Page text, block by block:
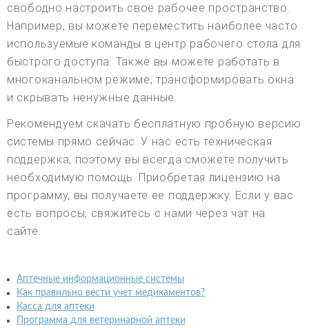
свободно настроить свое рабочее пространство.
Например, вы можете переместить наиболее часто
используемые команды в центр рабочего стола для
быстрого доступа. Также вы можете работать в
многоканальном режиме, трансформировать окна
и скрывать ненужные данные.
Рекомендуем скачать бесплатную пробную версию
системы прямо сейчас. У нас есть техническая
поддержка, поэтому вы всегда сможете получить
необходимую помощь. Приобретая лицензию на
программу, вы получаете ее поддержку. Если у вас
есть вопросы, свяжитесь с нами через чат на
сайте.
Аптечные информационные системы
Как правильно вести учет медикаментов?
Касса для аптеки
Программа для ветеринарной аптеки